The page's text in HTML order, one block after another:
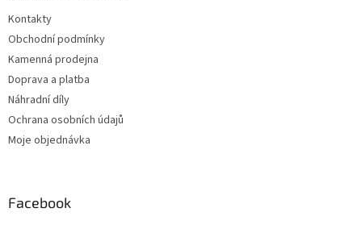
Kontakty
Obchodní podmínky
Kamenná prodejna
Doprava a platba
Náhradní díly
Ochrana osobních údajů
Moje objednávka
Facebook